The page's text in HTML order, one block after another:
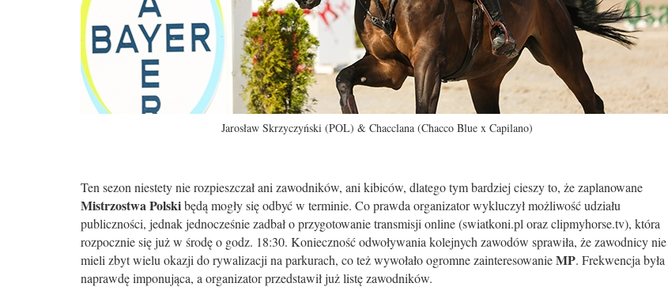
Jarosław Skrzyczyński (POL) & Chacclana (Chacco Blue x Capilano)
Ten sezon niestety nie rozpieszczał ani zawodników, ani kibiców, dlatego tym bardziej cieszy to, że zaplanowane
Mistrzostwa Polskibędą mogły się odbyć w terminie. Co prawda organizator wykluczył możliwość udziału
publiczności, jednak jednocześnie zadbał o przygotowanie transmisji online (swiatkoni.pl oraz clipmyhorse.tv), która
rozpocznie się już w środę o godz. 18:30. Konieczność odwoływania kolejnych zawodów sprawiła, że zawodnicy nie
mieli zbyt wielu okazji do rywalizacji na parkurach, co też wywołało ogromne zainteresowanieMP. Frekwencja była
naprawdę imponująca, a organizator przedstawił już listę zawodników.